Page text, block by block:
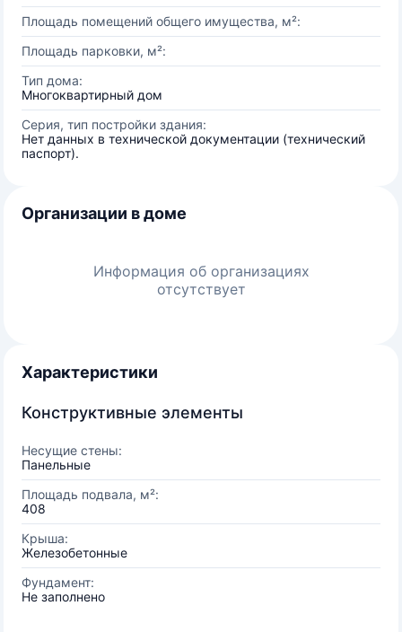
Площадь помещений общего имущества, м²:
Площадь парковки, м²:
Тип дома:
Многоквартирный дом
Серия, тип постройки здания:
Нет данных в технической документации (технический
паспорт).
Организации в доме
Информация об организациях
отсутствует
Характеристики
Конструктивные элементы
Несущие стены:
Панельные
Площадь подвала, м²:
408
Крыша:
Железобетонные
Фундамент:
Не заполнено